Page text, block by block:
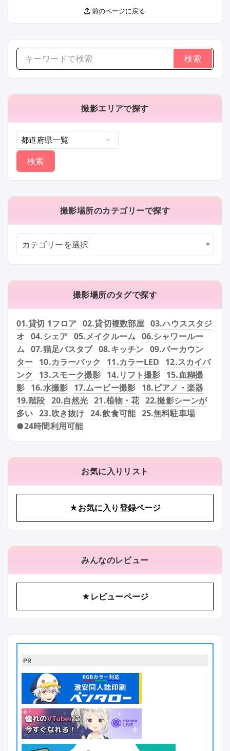
前のページに戻る
撮影エリアで探す
撮影場所のカテゴリーで探す
カテゴリーを選択
撮影場所のタグで探す
01.貸切 1フロア 02.貸切複数部屋 03.ハウススタジ
オ
04.シェア 05.メイクルーム 06.シャワールー
ム 07.猫足バスタブ 08.キッチン 09.バーカウン
ター 10.カラーバック 11.カラーLED
12.スカイバ
ンク
13.スモーク撮影 14.リフト撮影 15.血糊撮
影 16.水撮影 17.ムービー撮影 18.ピアノ・楽器
19.階段 20.自然光 21.植物・花 22.撮影シーンが
多い 23.吹き抜け 24.飲食可能 25.無料駐車場
●24時間利用可能
お気に入りリスト
★お気に入り登録ページ
みんなのレビュー
★レビューページ
PR